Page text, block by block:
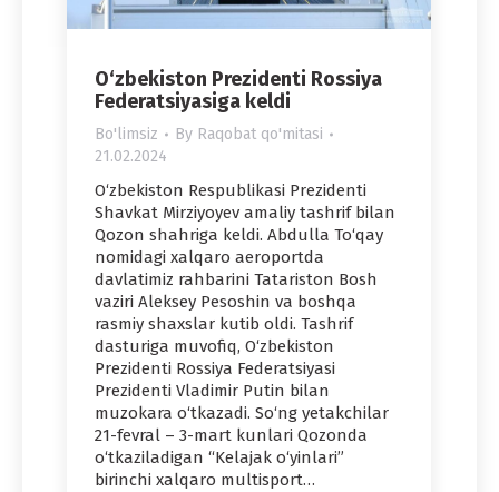
O‘zbekiston Prezidenti Rossiya
Federatsiyasiga keldi
Bo'limsiz By Raqobat qo'mitasi
21.02.2024
O‘zbekiston Respublikasi Prezidenti
Shavkat Mirziyoyev amaliy tashrif bilan
Qozon shahriga keldi. Abdulla To‘qay
nomidagi xalqaro aeroportda
davlatimiz rahbarini Tatariston Bosh
vaziri Aleksey Pesoshin va boshqa
rasmiy shaxslar kutib oldi. Tashrif
dasturiga muvofiq, O‘zbekiston
Prezidenti Rossiya Federatsiyasi
Prezidenti Vladimir Putin bilan
muzokara o‘tkazadi. So‘ng yetakchilar
21-fevral – 3-mart kunlari Qozonda
o‘tkaziladigan “Kelajak o‘yinlari”
birinchi xalqaro multisport…